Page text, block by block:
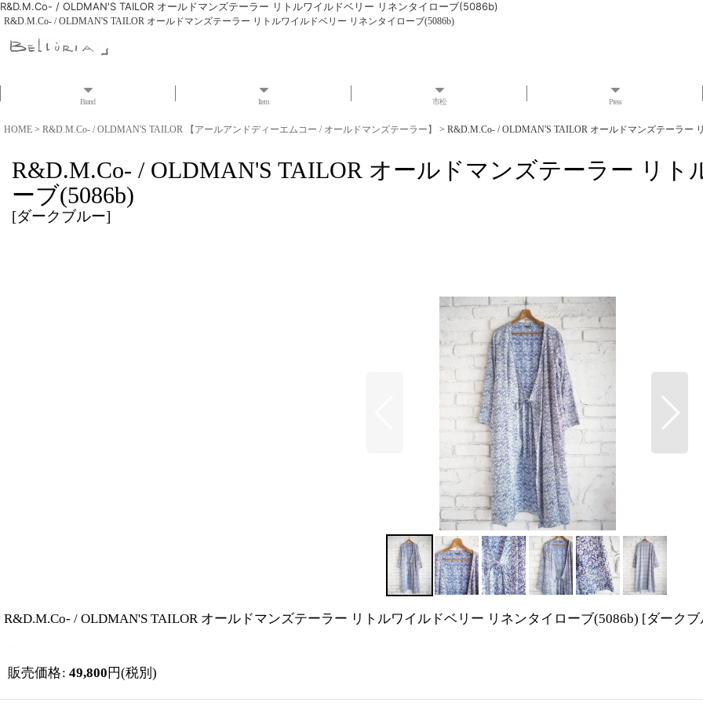
R&D.M.Co- / OLDMAN'S TAILOR オールドマンズテーラー リトルワイルドベリー リネンタイローブ(5086b)
R&D.M.Co- / OLDMAN'S TAILOR オールドマンズテーラー リトルワイルドベリー リネンタイローブ(5086b)
Brand Item 市松 Press
HOME > R&D.M.Co- / OLDMAN'S TAILOR 【アールアンドディーエムコー / オールドマンズテーラー】 > R&D.M.Co- / OLDMAN'S TAILOR オールドマンズテーラー
R&D.M.Co- / OLDMAN'S TAILOR オールドマンズテーラー リ
ーブ(5086b)
[ダークブルー]
R&D.M.Co- / OLDMAN'S TAILOR オールドマンズテーラー リトルワイルドベリー リネンタイローブ(5086b) [ダーク
販売価格: 49,800 円(税別)